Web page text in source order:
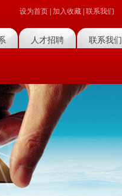
设为首页 加入收藏 联系我们
人才招聘 联系我们